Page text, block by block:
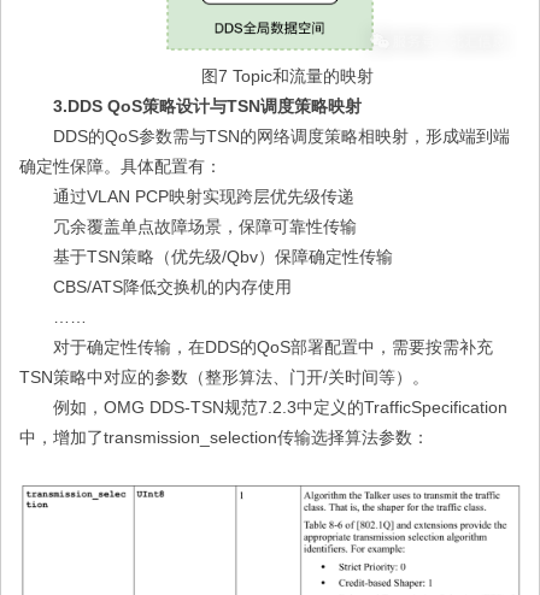
图7 Topic和流量的映射
3.DDS QoS策略设计与TSN调度策略映射
DDS的QoS参数需与TSN的网络调度策略相映射，形成端到端
确定性保障。具体配置有：
通过VLAN PCP映射实现跨层优先级传递
冗余覆盖单点故障场景，保障可靠性传输
基于TSN策略（优先级/Qbv）保障确定性传输
CBS/ATS降低交换机的内存使用
对于确定性传输，在DDS的QoS部署配置中，需要按需补充
TSN策略中对应的参数（整形算法、门开/关时间等）。
例如，OMG DDS-TSN规范7.2.3中定义的TrafficSpecification
中，增加了transmission_selection传输选择算法参数：